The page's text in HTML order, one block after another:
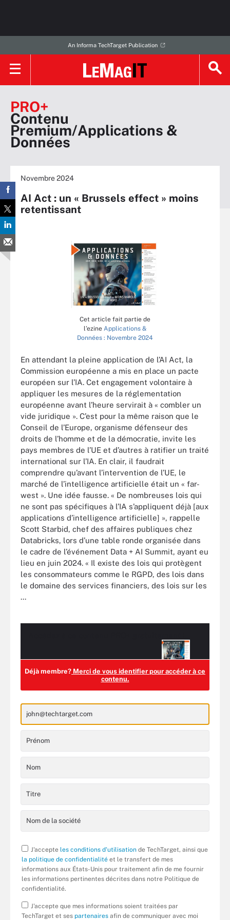
An Informa TechTarget Publication
PRO+
Contenu
Premium/Applications &
Données
Novembre 2024
AI Act : un « Brussels effect » moins
retentissant
Cet article fait partie de
l’ezine Applications &
Données : Novembre 2024
En attendant la pleine application de l’AI Act, la
Commission européenne a mis en place un pacte
européen sur l’IA. Cet engagement volontaire à
appliquer les mesures de la réglementation
européenne avant l’heure servirait à « combler un
vide juridique ». C’est pour la même raison que le
Conseil de l’Europe, organisme défenseur des
droits de l’homme et de la démocratie, invite les
pays membres de l’UE et d’autres à ratifier un traité
international sur l’IA. En clair, il faudrait
comprendre qu’avant l’intervention de l’UE, le
marché de l’intelligence artificielle était un « far-
west ». Une idée fausse. « De nombreuses lois qui
ne sont pas spécifiques à l’IA s’appliquent déjà [aux
applications d’intelligence artificielle] », rappelle
Scott Starbid, chef des affaires publiques chez
Databricks, lors d’une table ronde organisée dans
le cadre de l’événement Data + AI Summit, ayant eu
lieu en juin 2024. « Il existe des lois qui protègent
les consommateurs comme le RGPD, des lois dans
le domaine des services financiers, des lois sur les
...
Déjà membre? Merci de vous identifier pour accéder à ce
contenu.
J'accepte les conditions d'utilisation de TechTarget, ainsi que
la politique de confidentialité et le transfert de mes
informations aux États-Unis pour traitement afin de me fournir
les informations pertinentes décrites dans notre Politique de
confidentialité.
J'accepte que mes informations soient traitées par
TechTarget et ses partenaires afin de communiquer avec moi